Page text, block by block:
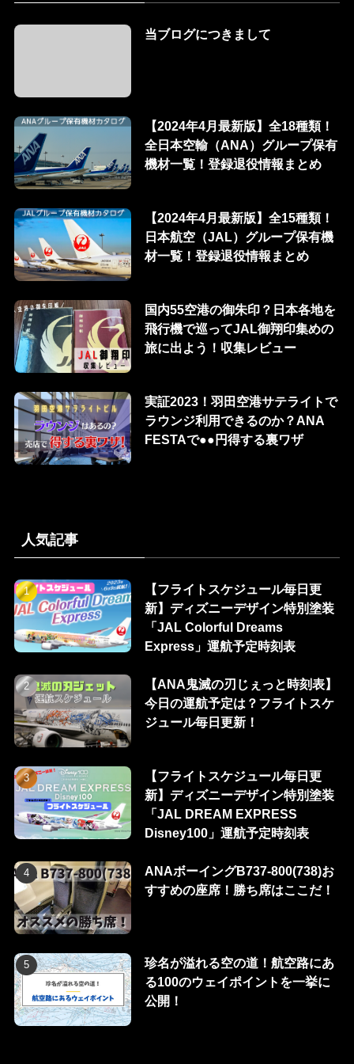
当ブログにつきまして
【2024年4月最新版】全18種類！
全日本空輸（ANA）グループ保有
機材一覧！登録退役情報まとめ
【2024年4月最新版】全15種類！
日本航空（JAL）グループ保有機
材一覧！登録退役情報まとめ
国内55空港の御朱印？日本各地を
飛行機で巡ってJAL御翔印集めの
旅に出よう！収集レビュー
実証2023！羽田空港サテライトで
ラウンジ利用できるのか？ANA
FESTAで●●円得する裏ワザ
人気記事
【フライトスケジュール毎日更
新】ディズニーデザイン特別塗装
「JAL Colorful Dreams
Express」運航予定時刻表
【ANA鬼滅の刃じぇっと時刻表】
今日の運航予定は？フライトスケ
ジュール毎日更新！
【フライトスケジュール毎日更
新】ディズニーデザイン特別塗装
「JAL DREAM EXPRESS
Disney100」運航予定時刻表
ANAボーイングB737-800(738)お
すすめの座席！勝ち席はここだ！
珍名が溢れる空の道！航空路にあ
る100のウェイポイントを一挙に
公開！